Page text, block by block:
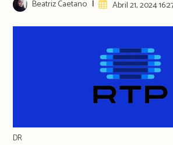
Post
author:
Beatriz Caetano
ArtigoAbril 21, 2024
DR